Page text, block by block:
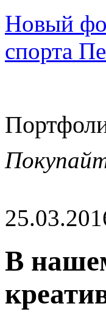
Новый
спорта
В